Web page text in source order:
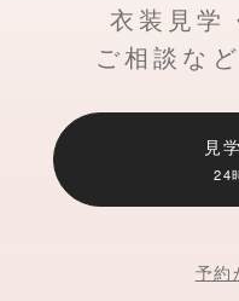
衣装見学
ご相談な
見
24
予約